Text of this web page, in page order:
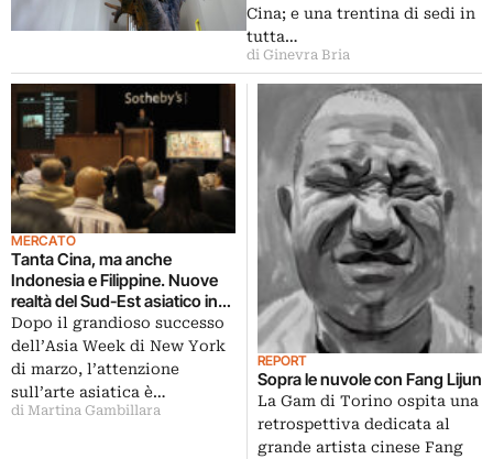
Cina; e una trentina di sedi in
tutta…
di Ginevra Bria
MERCATO
Tanta Cina, ma anche
Indonesia e Filippine. Nuove
realtà del Sud-Est asiatico in
evidenza nelle aste di
Sotheby’s a Hong Kong
Dopo il grandioso successo
dell’Asia Week di New York
di marzo, l’attenzione
sull’arte asiatica è…
di Martina Gambillara
REPORT
Sopra le nuvole con Fang Lijun
La Gam di Torino ospita una
retrospettiva dedicata al
grande artista cinese Fang